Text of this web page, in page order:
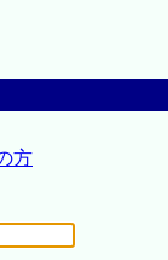
方